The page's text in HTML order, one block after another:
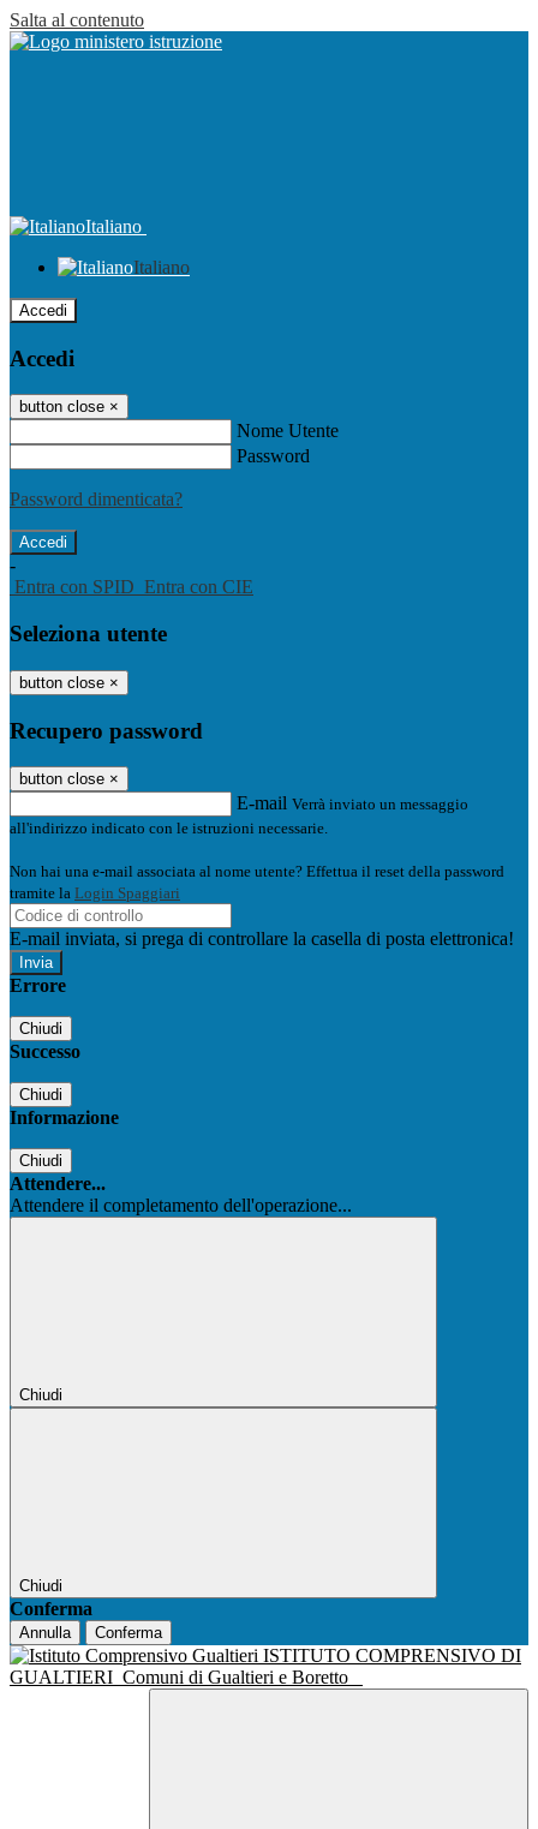
Salta al contenuto
Italiano
Italiano
Accedi
Accedi
button close ×
Nome Utente
Password
Password dimenticata?
-
Entra con SPID Entra con CIE
Seleziona utente
button close ×
Recupero password
button close ×
E-mail Verrà inviato un messaggio
all'indirizzo indicato con le istruzioni necessarie.
Non hai una e-mail associata al nome utente? Effettua il reset della password
tramite la Login Spaggiari
E-mail inviata, si prega di controllare la casella di posta elettronica!
Errore
Chiudi
Successo
Chiudi
Informazione
Chiudi
Attendere...
Attendere il completamento dell'operazione...
Chiudi
Chiudi
Conferma
Annulla Conferma
ISTITUTO COMPRENSIVO DI
GUALTIERI Comuni di Gualtieri e Boretto